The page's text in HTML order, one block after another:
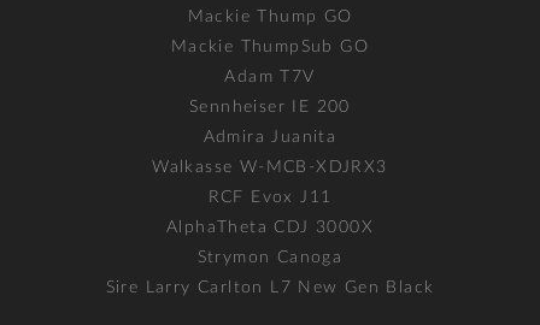
Mackie Thump GO
Mackie ThumpSub GO
Adam T7V
Sennheiser IE 200
Admira Juanita
Walkasse W-MCB-XDJRX3
RCF Evox J11
AlphaTheta CDJ 3000X
Strymon Canoga
Sire Larry Carlton L7 New Gen Black